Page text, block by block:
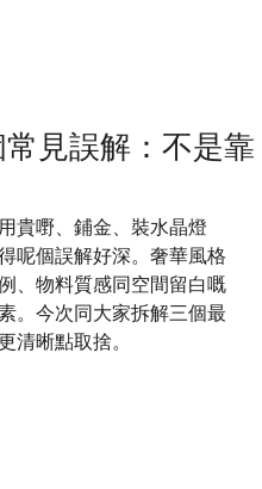
見誤解：不是靠
貴嘢、鋪金、裝水晶燈
呢個誤解好深。奢華風格
、物料質感同空間留白嘅
。今次同大家拆解三個最
清晰點取捨。